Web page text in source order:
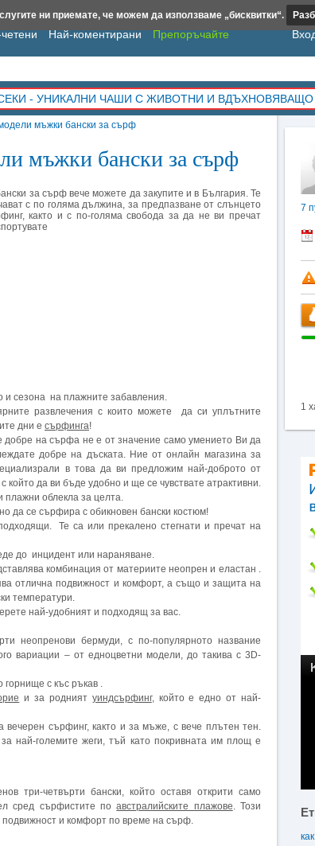
мъжки бански за сърф
мъжки бански за сърф
за сърф вече можете да закупите и в България. Те
с по голяма дължина, за предпазване от слънцето
както и с по-голяма свобода за да не ви пречат
и сезона на плажните забавления.
развлечения с които можете да си уплътните
дни е сърфинга!
добре на сърфа не е от значение само умението Ви да
добре на дъската. Ние от онлайн магазина за
в това да ви предложим най-доброто от
който да ви бъде удобно и ще се чувствате атрактивни.
облекла за целта.
да се сърфира с обикновен бански костюм!
Те са или прекалено стегнати и пречат на
до инцидент или нараняване.
комбинация от материите неопрен и еластан .
отлична подвижност и комфорт, а също и защита на
температури.
най-удобният и подходящ за вас.
неопренови бермуди, с по-популярното название
вариации – от едноцветни модели, до такива с 3D-
с къс ръкав .
и за родният уиндсърфинг, който е едно от най-
вечерен сърфинг, както и за мъже, с вече плътен тен.
най-големите жеги, тъй като покривната им площ е
три-четвърти бански, който оставя открити само
сред сърфистите поавстралийските плажове. Този
подвижност и комфорт по време на сърф.
7
1
как
Най-коментирани Препоръчайте
- УНИКАЛНИ ЧАШИ С ЖИВОТНИ И
ни приемате, че можем да използваме „бисквитки“.